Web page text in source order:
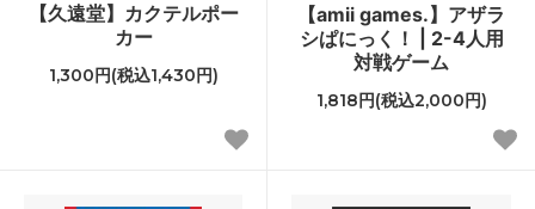
【久遠堂】カクテルポー
カー
1,300円(税込1,430円)
【amii games.】アザラ
シぱにっく！ | 2-4人用
対戦ゲーム
1,818円(税込2,000円)